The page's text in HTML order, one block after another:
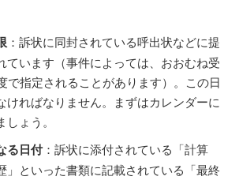
：訴状に同封されている呼出状などに提
ています（事件によっては、おおむね受
で指定されることがあります）。この日
ければなりません。まずはカレンダーに
ょう。
る日付：訴状に添付されている「計算
」といった書類に記載されている「最終